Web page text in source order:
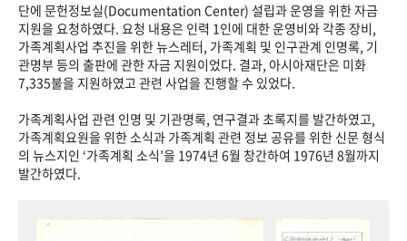
단에 문헌정보실(Documentation Center) 설립과 운영을 위한 자금
지원을 요청하였다. 요청 내용은 인력 1인에 대한 운영비와 각종 장비,
가족계획사업 추진을 위한 뉴스레터, 가족계획 및 인구관계 인명록, 기
관명부 등의 출판에 관한 자금 지원이었다. 결과, 아시아재단은 미화
7,335불을 지원하였고 관련 사업을 진행할 수 있었다.
가족계획사업 관련 인명 및 기관명록, 연구결과 초록지를 발간하였고,
가족계획요원을 위한 소식과 가족계획 관련 정보 공유를 위한 신문 형식
의 뉴스지인 ‘가족계획 소식’을 1974년 6월 창간하여 1976년 8월까지
발간하였다.